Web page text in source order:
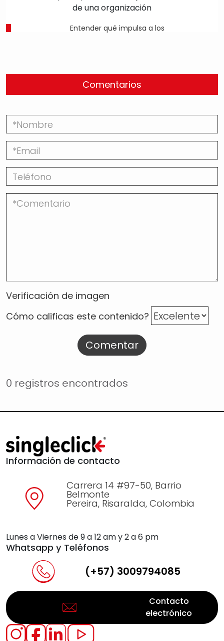
Entender qué impulsa a los
Comentarios
Verificación de imagen
Cómo calificas este contenido?
Comentar
0 registros encontrados
Información de contacto
Carrera 14 #97-50, Barrio
Belmonte
Pereira, Risaralda, Colombia
Lunes a Viernes de 9 a 12 am y 2 a 6 pm
Whatsapp y Teléfonos
(+57) 3009794085
Contacto
electrónico